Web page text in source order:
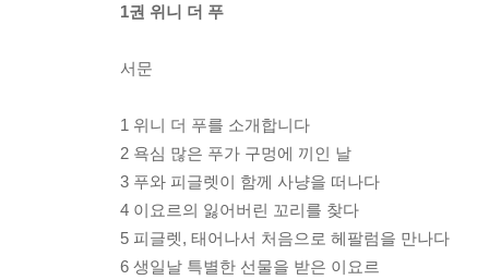
1권 위니 더 푸
서문
1 위니 더 푸를 소개합니다
2 욕심 많은 푸가 구멍에 끼인 날
3 푸와 피글렛이 함께 사냥을 떠나다
4 이요르의 잃어버린 꼬리를 찾다
5 피글렛, 태어나서 처음으로 헤팔럼을 만나다
6 생일날 특별한 선물을 받은 이요르